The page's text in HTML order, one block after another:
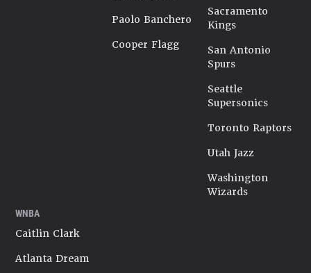
Paolo Banchero
Cooper Flagg
Sacramento
Kings
San Antonio
Spurs
Seattle
Supersonics
Toronto Raptors
Utah Jazz
Washington
Wizards
WNBA
Caitlin Clark
Atlanta Dream